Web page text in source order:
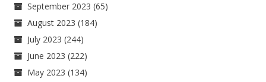
September 2023 (65)
August 2023 (184)
July 2023 (244)
June 2023 (222)
May 2023 (134)